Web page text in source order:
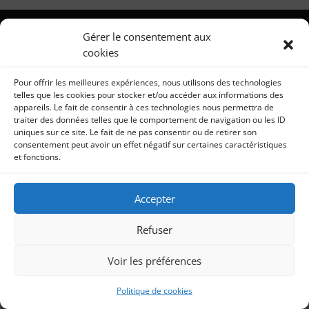
Gérer le consentement aux
cookies
Pour offrir les meilleures expériences, nous utilisons des technologies
telles que les cookies pour stocker et/ou accéder aux informations des
appareils. Le fait de consentir à ces technologies nous permettra de
traiter des données telles que le comportement de navigation ou les ID
uniques sur ce site. Le fait de ne pas consentir ou de retirer son
consentement peut avoir un effet négatif sur certaines caractéristiques
et fonctions.
Accepter
Refuser
Voir les préférences
Politique de cookies